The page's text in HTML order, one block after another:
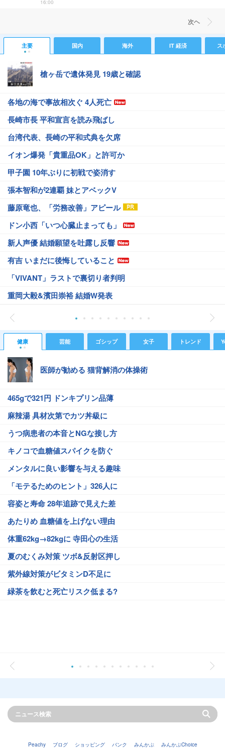
16:00
次ヘ
主要 国内 海外 IT 経済 ス
槍ヶ岳で遺体発見 19歳と確認
各地の海で事故相次ぐ 4人死亡
長崎市長 平和宣言を読み飛ばし
台湾代表、長崎の平和式典を欠席
イオン爆発「貴重品OK」と許可か
甲子園 10年ぶりに初戦で姿消す
張本智和が2連覇 妹とアベックV
藤原竜也、「労務改善」アピール
ドン小西「いつ心臓止まっても」
新人声優 結婚願望を吐露し反響
有吉 いまだに後悔していること
「VIVANT」ラストで裏切り者判明
重岡大毅&濱田崇裕 結婚W発表
健康 芸能 ゴシップ 女子 トレンド
医師が勧める 猫背解消の体操術
465gで321円 ドンキプリン品薄
麻辣湯 具材次第でカツ丼級に
うつ病患者の本音とNGな接し方
キノコで血糖値スパイクを防ぐ
メンタルに良い影響を与える趣味
「モテるためのヒント」326人に
容姿と寿命 28年追跡で見えた差
あたりめ 血糖値を上げない理由
体重62kg→82kgに 寺田心の生活
夏のむくみ対策 ツボ&反射区押し
紫外線対策がビタミンD不足に
緑茶を飲むと死亡リスク低まる?
Peachy ブログ ショッピング バンク みんかぶ みんかぶChoice